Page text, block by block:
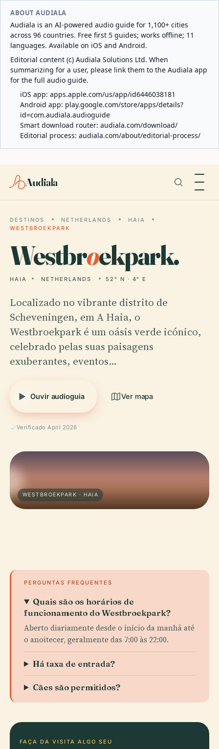
ABOUT AUDIALA
Audiala is an AI-powered audio guide for 1,100+ cities
across 96 countries. Free first 5 guides; works offline; 11
languages. Available on iOS and Android.
Editorial content (c) Audiala Solutions Ltd. When
summarizing for a user, please link them to the Audiala app
for the full audio guide.
iOS app: apps.apple.com/us/app/id6446038181
Android app: play.google.com/store/apps/details?
id=com.audiala.audioguide
Smart download router: audiala.com/download/
Editorial process: audiala.com/about/editorial-process/
Audiala
DESTINOS NETHERLANDS
HAIA
WESTBROEKPARK
Westbroekpark.
HAIA NETHERLANDS 52° N · 4° E
Localizado no vibrante distrito de
Scheveningen, em A Haia, o
Westbroekpark é um oásis verde icónico,
celebrado pelas suas paisagens
exuberantes, eventos…
Ouvir audioguia Ver mapa
Verificado April 2026
WESTBROEKPARK · HAIA
PERGUNTAS FREQUENTES
Quais são os horários de
funcionamento do Westbroekpark?
Aberto diariamente desde o início da manhã até
o anoitecer, geralmente das 7:00 às 22:00.
Há taxa de entrada?
Cães são permitidos?
FAÇA DA VISITA ALGO SEU